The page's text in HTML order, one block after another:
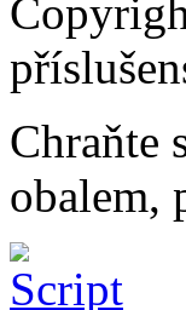
Chraňte
obalem,